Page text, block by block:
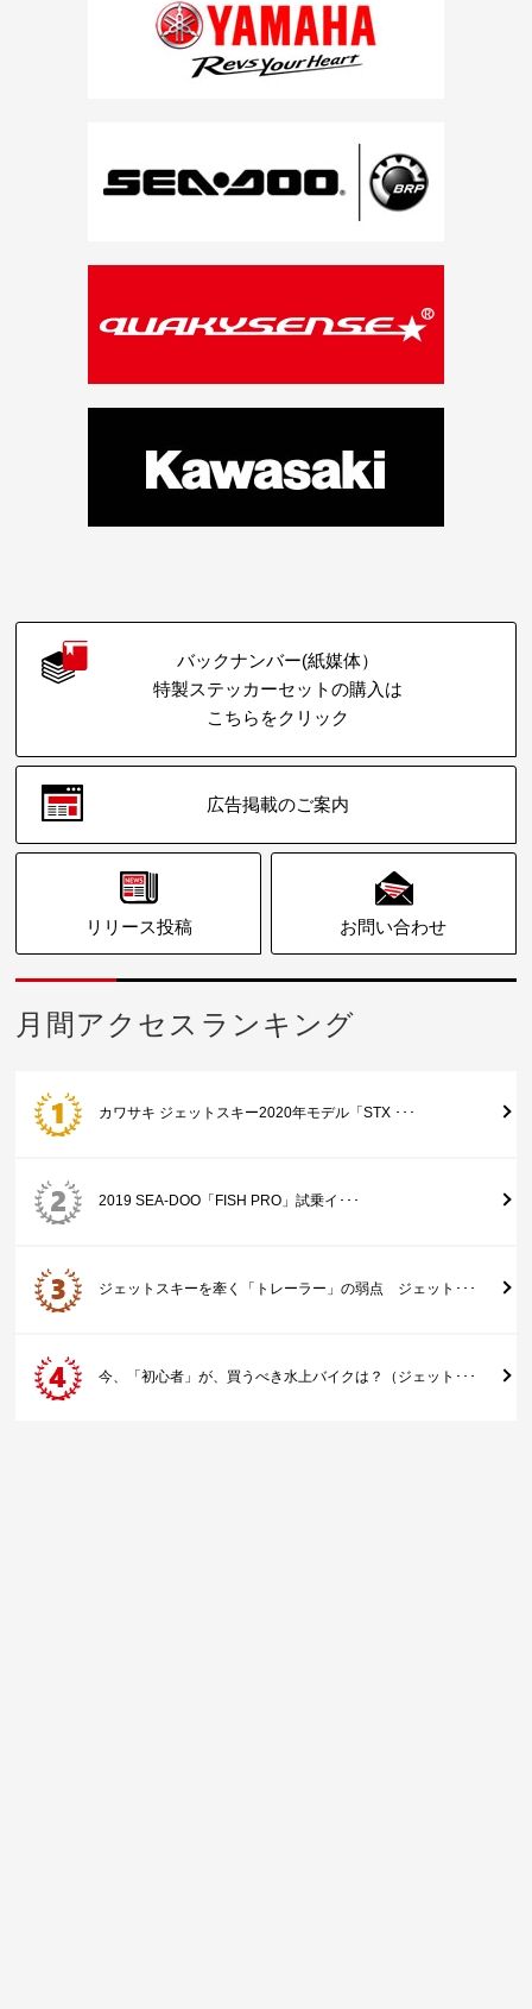
バックナンバー(紙媒体）
特製ステッカーセットの購入は
こちらをクリック
広告掲載のご案内
リリース投稿 お問い合わせ
月間アクセスランキング
カワサキ ジェットスキー2020年モデル「STX ･･･
2019 SEA-DOO「FISH PRO」試乗イ･･･
ジェットスキーを牽く「トレーラー」の弱点 ジェット･･･
今、「初心者」が、買うべき水上バイクは？（ジェット･･･